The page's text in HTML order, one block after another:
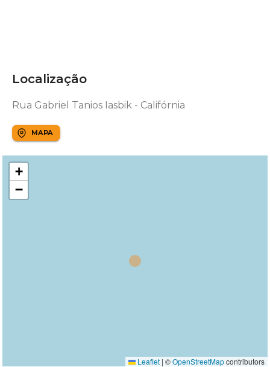
Localização
Rua Gabriel Tanios Iasbik - Califórnia
MAPA
+
−
Leaflet | ©OpenStreetMapcontributors